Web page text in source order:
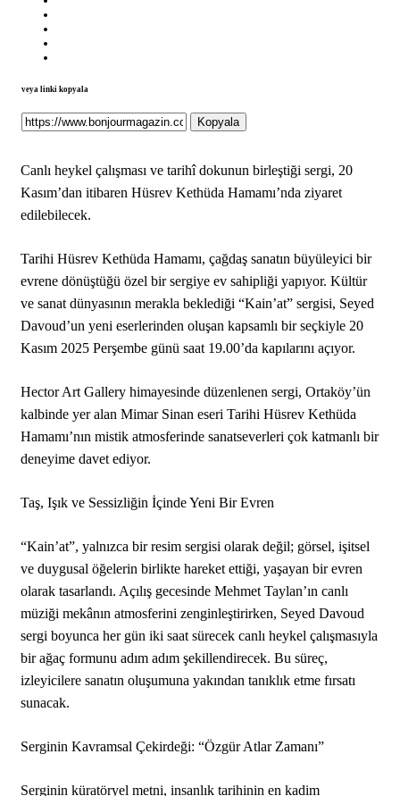
veya linki kopyala
Kopyala
Canlı heykel çalışması ve tarihî dokunun birleştiği sergi, 20
Kasım’dan itibaren Hüsrev Kethüda Hamamı’nda ziyaret
edilebilecek.
Tarihi Hüsrev Kethüda Hamamı, çağdaş sanatın büyüleyici bir
evrene dönüştüğü özel bir sergiye ev sahipliği yapıyor. Kültür
ve sanat dünyasının merakla beklediği “Kain’at” sergisi, Seyed
Davoud’un yeni eserlerinden oluşan kapsamlı bir seçkiyle 20
Kasım 2025 Perşembe günü saat 19.00’da kapılarını açıyor.
Hector Art Gallery himayesinde düzenlenen sergi, Ortaköy’ün
kalbinde yer alan Mimar Sinan eseri Tarihi Hüsrev Kethüda
Hamamı’nın mistik atmosferinde sanatseverleri çok katmanlı bir
deneyime davet ediyor.
Taş, Işık ve Sessizliğin İçinde Yeni Bir Evren
“Kain’at”, yalnızca bir resim sergisi olarak değil; görsel, işitsel
ve duygusal öğelerin birlikte hareket ettiği, yaşayan bir evren
olarak tasarlandı. Açılış gecesinde Mehmet Taylan’ın canlı
müziği mekânın atmosferini zenginleştirirken, Seyed Davoud
sergi boyunca her gün iki saat sürecek canlı heykel çalışmasıyla
bir ağaç formunu adım adım şekillendirecek. Bu süreç,
izleyicilere sanatın oluşumuna yakından tanıklık etme fırsatı
sunacak.
Serginin Kavramsal Çekirdeği: “Özgür Atlar Zamanı”
Serginin küratöryel metni, insanlık tarihinin en kadim